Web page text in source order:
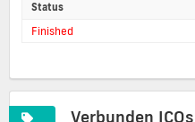
Status
Finished
Verbunden ICOs